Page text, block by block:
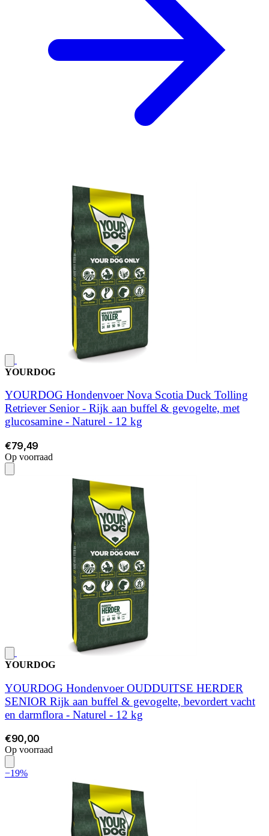
YOURDOG
YOURDOG Hondenvoer Nova Scotia Duck Tolling
Retriever Senior - Rijk aan buffel & gevogelte, met
glucosamine - Naturel - 12 kg
€79,49
Op voorraad
YOURDOG
YOURDOG Hondenvoer OUDDUITSE HERDER
SENIOR Rijk aan buffel & gevogelte, bevordert vacht
en darmflora - Naturel - 12 kg
€90,00
Op voorraad
−19%